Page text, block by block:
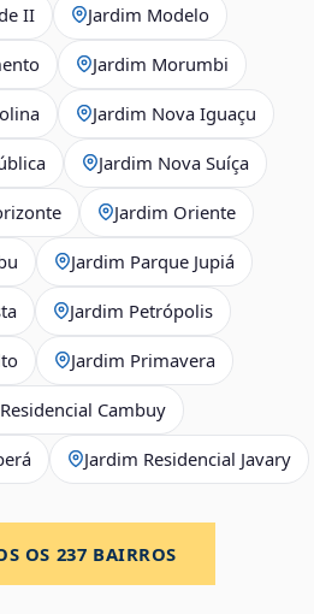
II Jardim Modelo
Jardim Morumbi
Jardim Nova Iguaçu
Jardim Nova Suíça
Jardim Oriente
Jardim Parque Jupiá
Jardim Petrópolis
Jardim Primavera
Cambuy
Jardim Residencial Javary
OS 237 BAIRROS